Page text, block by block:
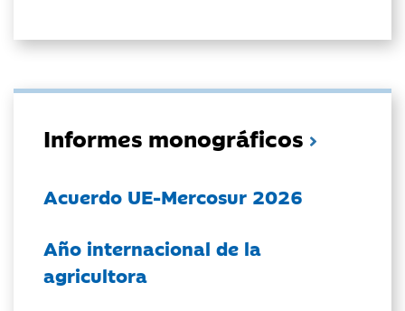
Informes monográficos
Acuerdo UE-Mercosur 2026
Año internacional de la
agricultora